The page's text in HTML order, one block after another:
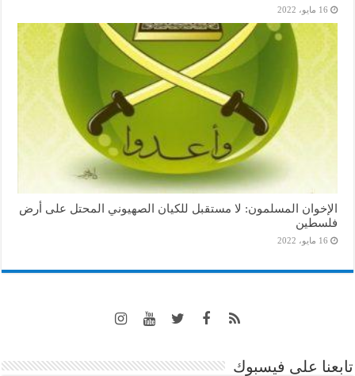
16 مايو، 2022
الإخوان المسلمون: لا مستقبل للكيان الصهيوني المحتل على أرض
فلسطين
16 مايو، 2022
تابعنا على فيسبوك